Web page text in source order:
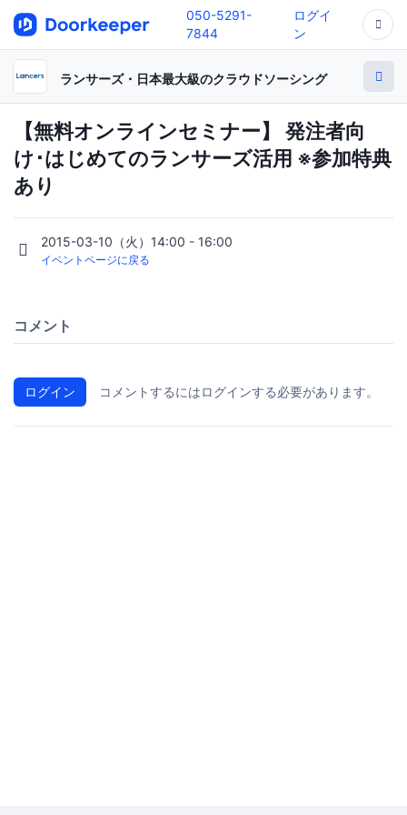
050-5291-
7844
ログイ
ン
ランサーズ・日本最大級のクラウドソーシング
【無料オンラインセミナー】 発注者向
け･はじめてのランサーズ活用 ※参加特典
あり
2015-03-10（火）14:00 - 16:00
イベントページに戻る
コメント
ログイン コメントするにはログインする必要があります。